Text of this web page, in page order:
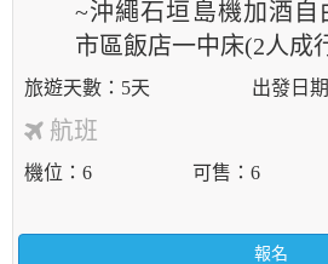
~沖繩石垣島機加酒自
市區飯店一中床(2人成
5天
航班
機位 6 可售 6
報名